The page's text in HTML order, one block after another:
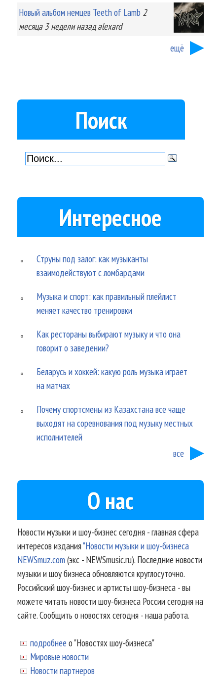
Новый альбом немцев Teeth of Lamb 2
месяца 3 неделиназад alexard
ещё
Поиск
Интересное
Струны под залог: как музыканты
взаимодействуют с ломбардами
Музыка и спорт: как правильный плейлист
меняет качество тренировки
Как рестораны выбирают музыку и что она
говорит о заведении?
Беларусь и хоккей: какую роль музыка играет
на матчах
Почему спортсмены из Казахстана все чаще
выходят на соревнования под музыку местных
исполнителей
все
О нас
Новости музыки и шоу-бизнес сегодня - главная сфера
интересов издания"Новости музыки и шоу-бизнеса
NEWSmuz.com(экс - NEWSmusic.ru). Последние новости
музыки и шоу бизнеса обновляются круглосуточно.
Российский шоу-бизнес и артисты шоу-бизнеса - вы
можете читать новости шоу-бизнеса России сегодня на
сайте. Сообщить о новостях сегодня - наша работа.
подробнее о "Новостях шоу-бизнеса"
Мировые новости
Новости партнеров